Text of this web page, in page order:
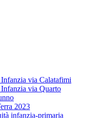
via Calatafimi
via Quarto
2023
infanzia-primaria